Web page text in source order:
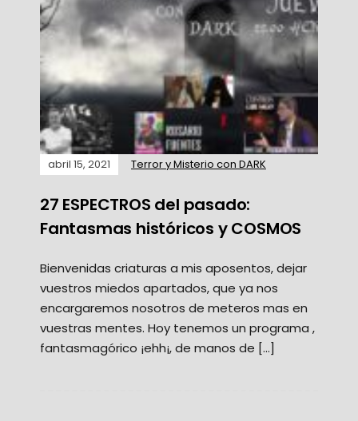
abril 15, 2021 Terror y Misterio con DARK
27 ESPECTROS del pasado:
Fantasmas históricos y COSMOS
Bienvenidas criaturas a mis aposentos, dejar
vuestros miedos apartados, que ya nos
encargaremos nosotros de meteros mas en
vuestras mentes. Hoy tenemos un programa ,
fantasmagórico ¡ehh¡, de manos de […]